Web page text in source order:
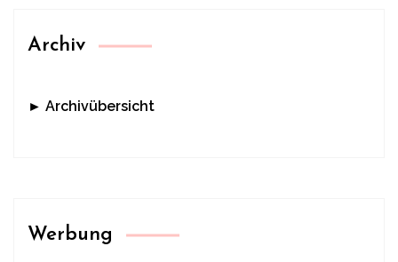
Archiv
► Archivübersicht
Werbung